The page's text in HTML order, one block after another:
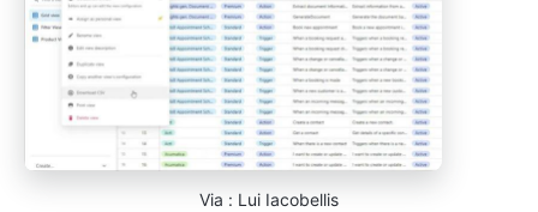
Via : Lui Iacobellis